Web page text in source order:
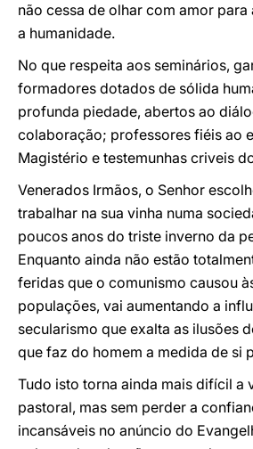
não cessa de olhar com amor para
a humanidade.
No que respeita aos seminários,
formadores dotados de sólida
profunda piedade, abertos ao
colaboração; professores fiéis ao
Magistério e testemunhas criveis
Venerados Irmãos, o Senhor
trabalhar na sua vinha numa
poucos anos do triste inverno da
Enquanto ainda não estão
feridas que o comunismo causou
populações, vai aumentando a
secularismo que exalta as ilusões
que faz do homem a medida de si
Tudo isto torna ainda mais difícil a
pastoral, mas sem perder a
incansáveis no anúncio do